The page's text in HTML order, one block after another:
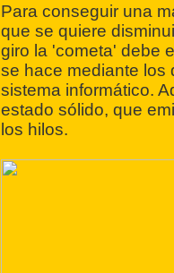
Para conseguir una
que se quiere
giro la 'cometa' debe
se hace mediante los
sistema informático.
estado sólido, que
los hilos.